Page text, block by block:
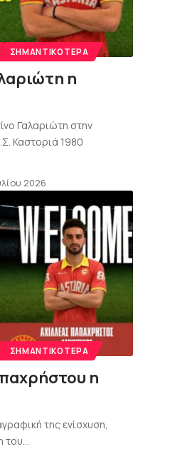
ΣΗΜΑΝΤΙΚΌΤΕΡΑ
η
Γαλαριώτη στην
Καστοριά 1980
2026
ΣΗΜΑΝΤΙΚΌΤΕΡΑ
η
της ενίσχυση,
του…